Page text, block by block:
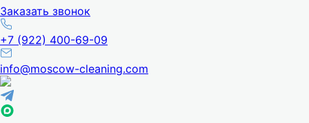
Заказать звонок
+7 (922) 400-69-09
info@moscow-cleaning.com